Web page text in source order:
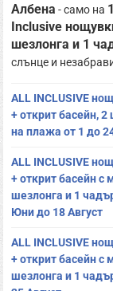
Албена - само на
Inclusive
шезлонга и 1
слънце и
ALL INCLUSIVE
+ открит басейн,
на плажа от 1 до
ALL INCLUSIVE
+ открит басейн с
шезлонга и 1
Юни до 18 Август
ALL INCLUSIVE
+ открит басейн с
шезлонга и 1